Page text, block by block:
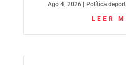
Ago 4, 2026 Política
LEER